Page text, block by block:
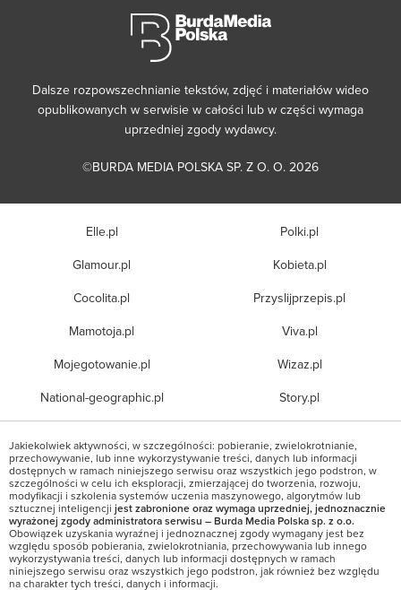
Dalsze rozpowszechnianie tekstów, zdjęć i materiałów wideo
opublikowanych w serwisie w całości lub w części wymaga
uprzedniej zgody wydawcy.
©BURDA MEDIA POLSKA SP. Z O. O. 2026
Elle.pl
Glamour.pl
Cocolita.pl
Mamotoja.pl
Mojegotowanie.pl
National-geographic.pl
Polki.pl
Kobieta.pl
Przyslijprzepis.pl
Viva.pl
Wizaz.pl
Story.pl
Jakiekolwiek aktywności, w szczególności: pobieranie, zwielokrotnianie,
przechowywanie, lub inne wykorzystywanie treści, danych lub informacji
dostępnych w ramach niniejszego serwisu oraz wszystkich jego podstron, w
szczególności w celu ich eksploracji, zmierzającej do tworzenia, rozwoju,
modyfikacji i szkolenia systemów uczenia maszynowego, algorytmów lub
sztucznej inteligencji jest zabronione oraz wymaga uprzedniej, jednoznacznie
wyrażonej zgody administratora serwisu – Burda Media Polska sp. z o.o.
Obowiązek uzyskania wyraźnej i jednoznacznej zgody wymagany jest bez
względu sposób pobierania, zwielokrotniania, przechowywania lub innego
wykorzystywania treści, danych lub informacji dostępnych w ramach
niniejszego serwisu oraz wszystkich jego podstron, jak również bez względu
na charakter tych treści, danych i informacji.